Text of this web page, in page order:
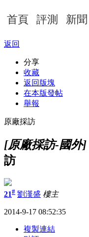
首頁 評測 新聞
返回
分享
收藏
返回版塊
在本版發帖
舉報
原廠採訪
[原廠採訪-國外]
訪
21# 劉漢盛 樓主
2014-9-17 08:52:35
複製連結